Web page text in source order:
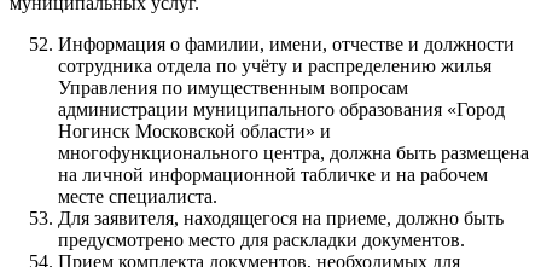
Информация о фамилии, имени, отчестве и должности
сотрудника отдела по учёту и распределению жилья
Управления по имущественным вопросам
администрации муниципального образования «Город
Ногинск Московской области» и
многофункционального центра, должна быть размещена
на личной информационной табличке и на рабочем
месте специалиста.
Для заявителя, находящегося на приеме, должно быть
предусмотрено место для раскладки документов.
Прием комплекта документов, необходимых для